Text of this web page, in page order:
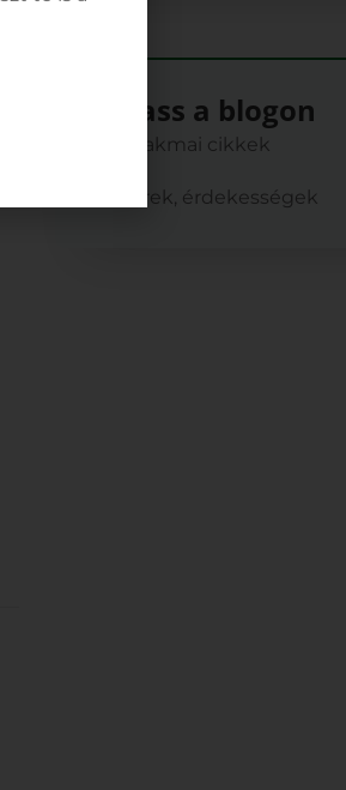
Olvass a blogon
Szakmai cikkek
Hírek, érdekességek